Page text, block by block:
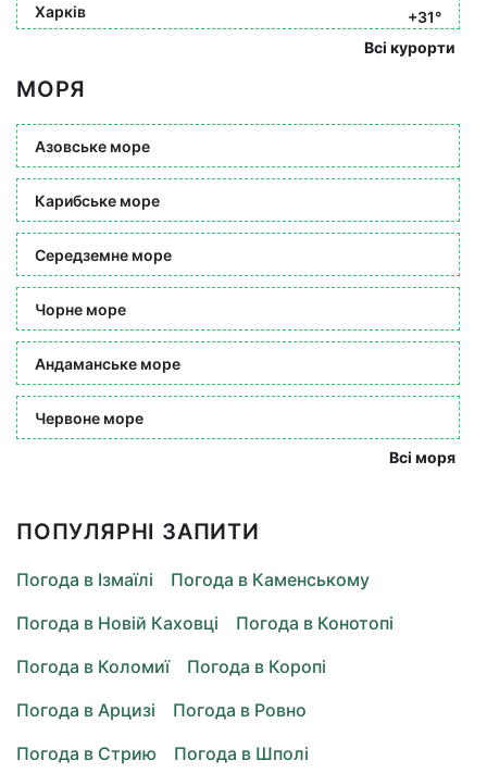
Харків
+31°
Всі курорти
МОРЯ
Азовське море
Карибське море
Середземне море
Чорне море
Андаманське море
Червоне море
Всі моря
ПОПУЛЯРНІ ЗАПИТИ
Погода в Ізмаїлі
Погода в Каменському
Погода в Новій Каховці
Погода в Конотопі
Погода в Коломиї
Погода в Коропі
Погода в Арцизі
Погода в Ровно
Погода в Стрию
Погода в Шполі